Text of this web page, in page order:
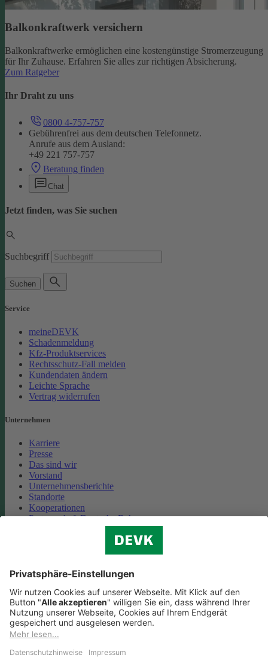
Balkonkraftwerk versichern
Balkonkraftwerke ermöglichen eine kostengünstige Stromerzeugung
für Ihr Zuhause. Erfahren Sie alles zur richtigen Absicherung.
Zum Ratgeber
Ihr Draht zu uns
0800 4-757-757
Gebührenfrei aus dem deutschen Telefonnetz.
Anrufe aus dem Ausland:
+49 221 757-757
Beratung finden
Chat
Jetzt finden, was Sie suchen
Suchbegriff
Suchen
Service
meineDEVK
Schadenmeldung
Kfz-Produktservices
Rechtsschutz-Fall melden
Kundendaten ändern
Leichte Sprache
Vertrag widerrufen
Unternehmen
Karriere
Presse
Das sind wir
Vorstand
Unternehmensberichte
Standorte
Kooperationen
Partnerschaft Deutsche Bahn
Cookie-Einstellungen
Datenschutz
Impressum
Streitbeilegung
Nutzungshinweise